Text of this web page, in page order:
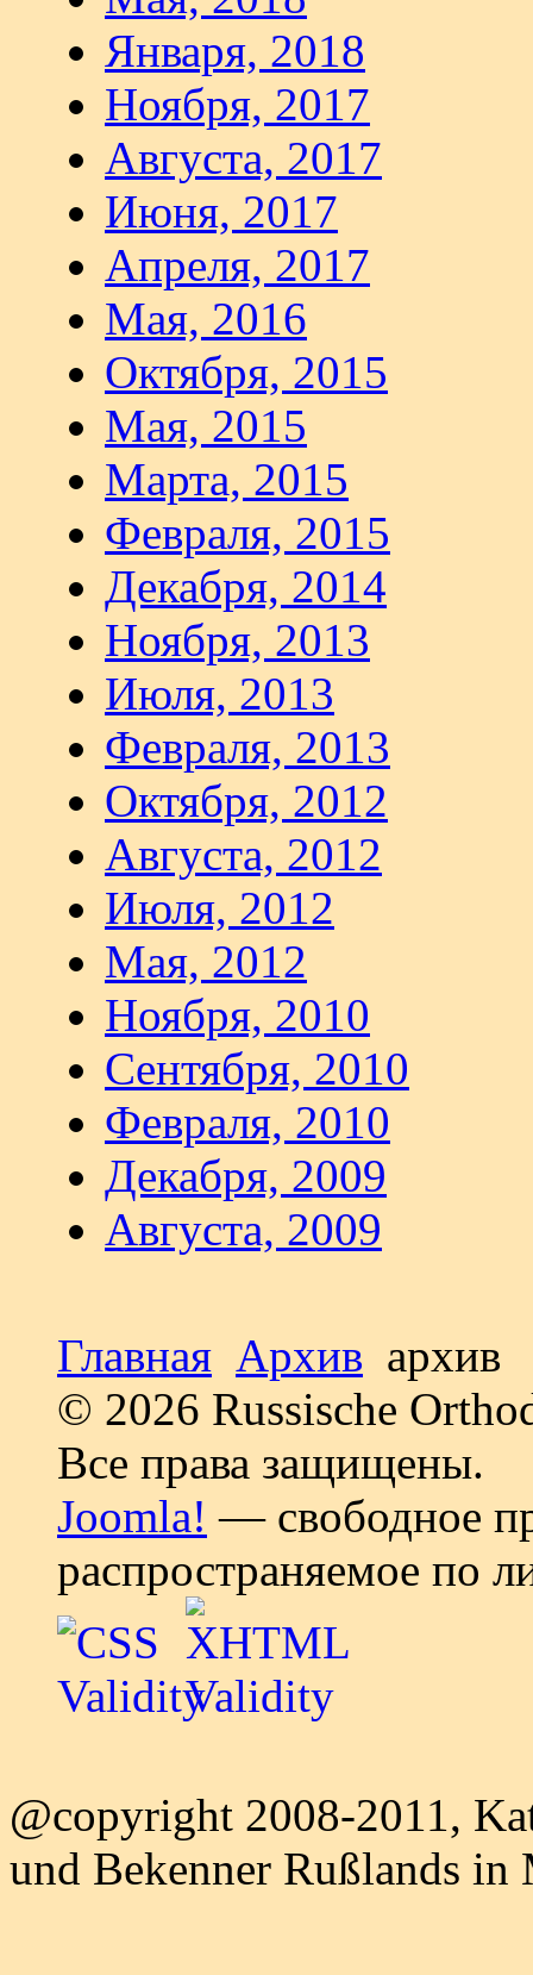
Января, 2018
Ноября, 2017
Августа, 2017
Июня, 2017
Апреля, 2017
Мая, 2016
Октября, 2015
Мая, 2015
Марта, 2015
Февраля, 2015
Декабря, 2014
Ноября, 2013
Июля, 2013
Февраля, 2013
Октября, 2012
Августа, 2012
Июля, 2012
Мая, 2012
Ноября, 2010
Сентября, 2010
Февраля, 2010
Декабря, 2009
Августа, 2009
Главная Архив архив
© 2026 Russische
Все права защищены.
Joomla! — свободное
распространяемое по
@copyright 2008-2011,
und Bekenner Rußlands in